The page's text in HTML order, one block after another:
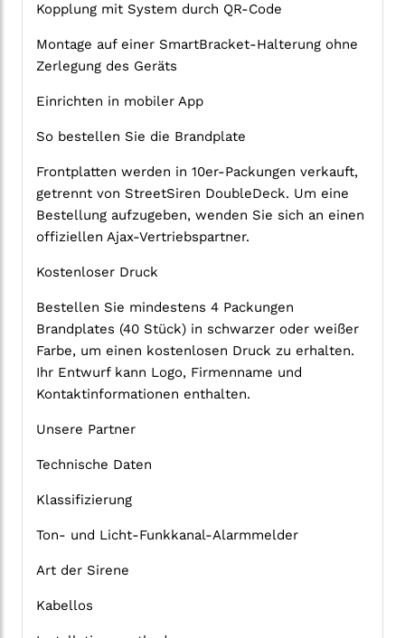
Kopplung mit System durch QR-Code
Montage auf einer SmartBracket-Halterung ohne
Zerlegung des Geräts
Einrichten in mobiler App
So bestellen Sie die Brandplate
Frontplatten werden in 10er-Packungen verkauft,
getrennt von StreetSiren DoubleDeck. Um eine
Bestellung aufzugeben, wenden Sie sich an einen
offiziellen Ajax-Vertriebspartner.
Kostenloser Druck
Bestellen Sie mindestens 4 Packungen
Brandplates (40 Stück) in schwarzer oder weißer
Farbe, um einen kostenlosen Druck zu erhalten.
Ihr Entwurf kann Logo, Firmenname und
Kontaktinformationen enthalten.
Unsere Partner
Technische Daten
Klassifizierung
Ton- und Licht-Funkkanal-Alarmmelder
Art der Sirene
Kabellos